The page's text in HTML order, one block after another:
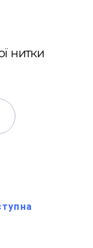
нитки